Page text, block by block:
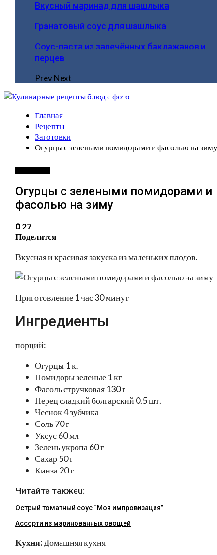
Вкусный маринад для шашлыка
Гранатовый соус для шашлыка
Соус-паста из запечённых баклажанов и
перцев
PrevNext
Главная
Рецепты
Заготовки
Огурцы с зелеными помидорами и фасолью на зиму
Огурцы с зелеными помидорами и
фасолью на зиму
0 27
Поделится
Вкусная и красивая закуска из маленьких плодов.
Приготовление 1 час 30 минут
Ингредиенты
порций:
Огурцы 1 кг
Помидоры зеленые 1 кг
Фасоль стручковая 130 г
Перец сладкий болгарский 0.5 шт.
Чеснок 4 зубчика
Соль 70 г
Уксус 60 мл
Зелень укропа 60 г
Сахар 50 г
Кинза 20 г
Читайте такжеu:
Острый томатный соус “Моя импровизация”
Ассорти из маринованных овощей
Кухня: Домашняя кухня